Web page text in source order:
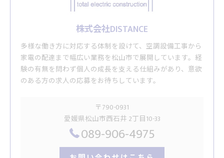
株式会社DISTANCE
多様な働き方に対応する体制を設けて、空調設備工事から
家電の配達まで幅広い業務を松山市で展開しています。経
験の有無を問わず個人の成長を支える仕組みがあり、意欲
のある方の求人の応募をお待ちしています。
〒790-0931
愛媛県松山市西石井 2丁目10-33
089-906-4975